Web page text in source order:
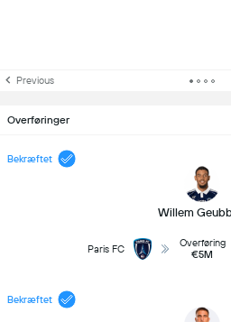
Previous
Overføringer
Bekræftet
Willem
Paris FC
Overføring
€5M
Bekræftet